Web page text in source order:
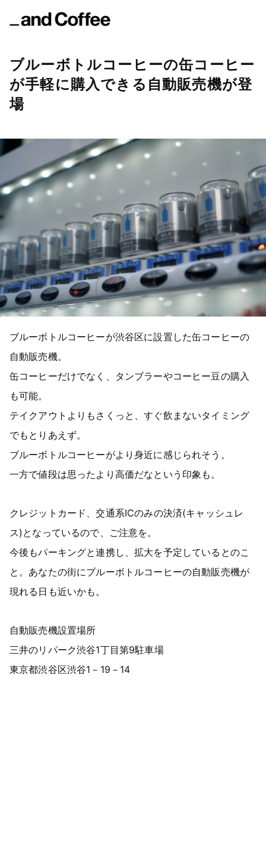
ブルーボトルコーヒーの缶コーヒー
が手軽に購入できる自動販売機が登
場
ブルーボトルコーヒーが渋谷区に設置した缶コーヒーの
自動販売機。
缶コーヒーだけでなく、タンブラーやコーヒー豆の購入
も可能。
テイクアウトよりもさくっと、すぐ飲まないタイミング
でもとりあえず。
ブルーボトルコーヒーがより身近に感じられそう。
一方で値段は思ったより高価だなという印象も。
クレジットカード、交通系ICのみの決済(キャッシュレ
ス)となっているので、ご注意を。
今後もパーキングと連携し、拡大を予定しているとのこ
と。あなたの街にブルーボトルコーヒーの自動販売機が
現れる日も近いかも。
自動販売機設置場所
三井のリパーク渋谷1丁目第9駐車場
東京都渋谷区渋谷1－19－14